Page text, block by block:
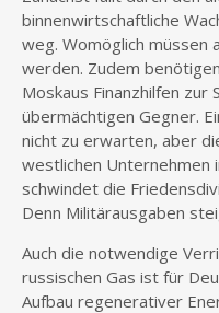
binnenwirtschaftliche
weg. Womöglich müssen
werden. Zudem
Moskaus Finanzhilfen zur
übermächtigen Gegner.
nicht zu erwarten, aber
westlichen Unternehmen
schwindet die
Denn Militärausgaben
Auch die notwendige
russischen Gas ist für
Aufbau regenerativer